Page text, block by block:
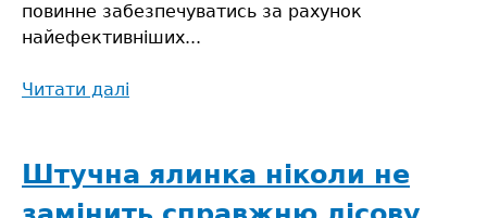
повинне забезпечуватись за рахунок
найефективніших...
Читати далі
на
європейський
Штучна ялинка ніколи не